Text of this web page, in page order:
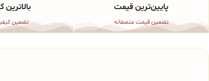
پایین‌ترین قیمت
تضمین قیمت منصفانه تضمین